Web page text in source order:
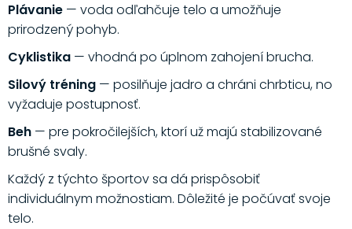
Plávanie— voda odľahčuje telo a umožňuje
prirodzený pohyb.
Cyklistika— vhodná po úplnom zahojení brucha.
Silový tréning— posilňuje jadro a chráni chrbticu, no
vyžaduje postupnosť.
Beh— pre pokročilejších, ktorí už majú stabilizované
brušné svaly.
Každý z týchto športov sa dá prispôsobiť
individuálnym možnostiam. Dôležité je počúvať svoje
telo.